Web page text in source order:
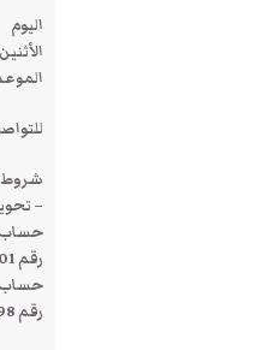
اليوم
الأثنين 25 صفر 1442 هـ الموافق 12 أكتوبر 2020م
الموعد: من
للتواصل
شروط
– تحويل
حساب
رقم sa 94100000 33762841000101
حساب
رقم 432608015444498 8180000 sa